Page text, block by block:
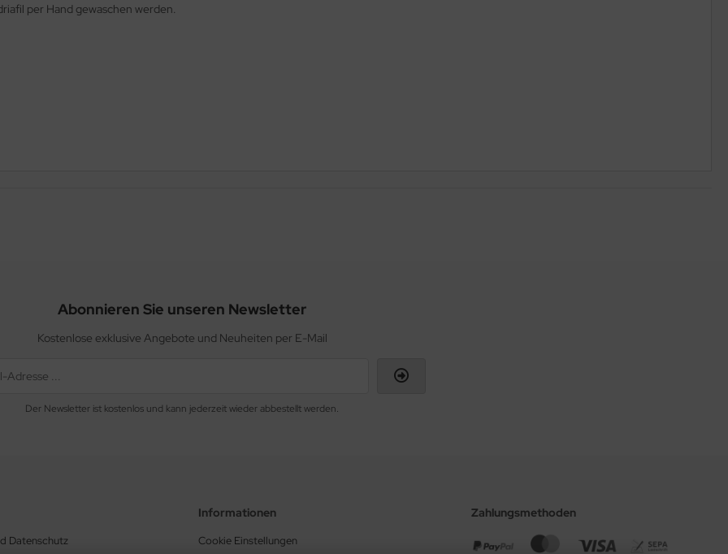
per Hand gewaschen werden.
Abonnieren Sie unseren Newsletter
Kostenlose exklusive Angebote und Neuheiten per E-Mail
Der Newsletter ist kostenlos und kann jederzeit wieder abbestellt werden.
Datenschutz
Informationen
Cookie Einstellungen
Zahlungsmethoden